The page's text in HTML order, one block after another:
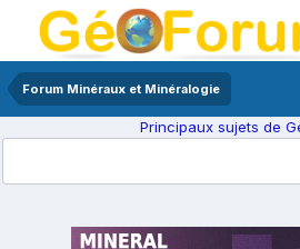
Forum Minéraux et Minéralogie
Principaux sujets de